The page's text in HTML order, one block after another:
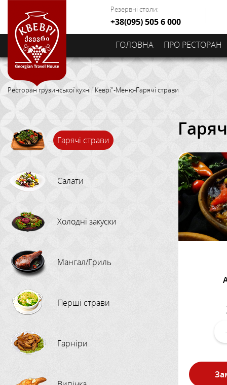
Резервні столи:
+38(095) 505 6 000
ГОЛОВНА ПРО РЕСТОРАН
Ресторан грузинської кухні "Кеврі"-Меню-Гарячі страви
Гарячі страви
Салати
Холодні закуски
Мангал/Гриль
Перші страви
Гарніри